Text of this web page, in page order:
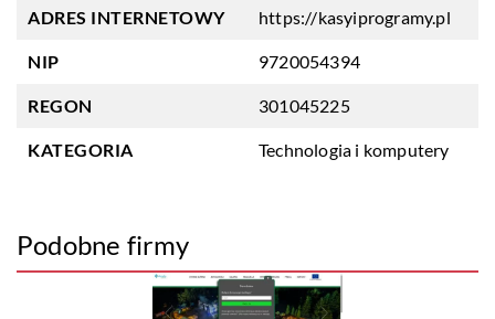
ADRES INTERNETOWY https://kasyiprogramy.pl
NIP 9720054394
REGON 301045225
KATEGORIA Technologia i komputery
Podobne firmy